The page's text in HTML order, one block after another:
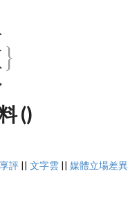
()
評 || 文字雲 || 媒體立場差異